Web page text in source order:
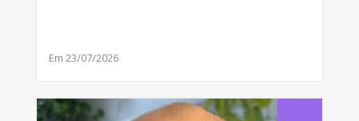
Em 23/07/2026